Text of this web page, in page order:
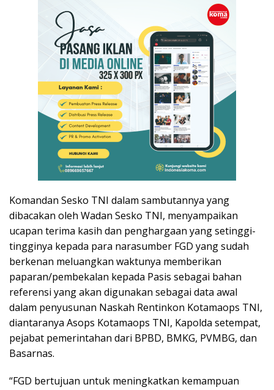
Komandan Sesko TNI dalam sambutannya yang
dibacakan oleh Wadan Sesko TNI, menyampaikan
ucapan terima kasih dan penghargaan yang setinggi-
tingginya kepada para narasumber FGD yang sudah
berkenan meluangkan waktunya memberikan
paparan/pembekalan kepada Pasis sebagai bahan
referensi yang akan digunakan sebagai data awal
dalam penyusunan Naskah Rentinkon Kotamaops TNI,
diantaranya Asops Kotamaops TNI, Kapolda setempat,
pejabat pemerintahan dari BPBD, BMKG, PVMBG, dan
Basarnas.
“FGD bertujuan untuk meningkatkan kemampuan